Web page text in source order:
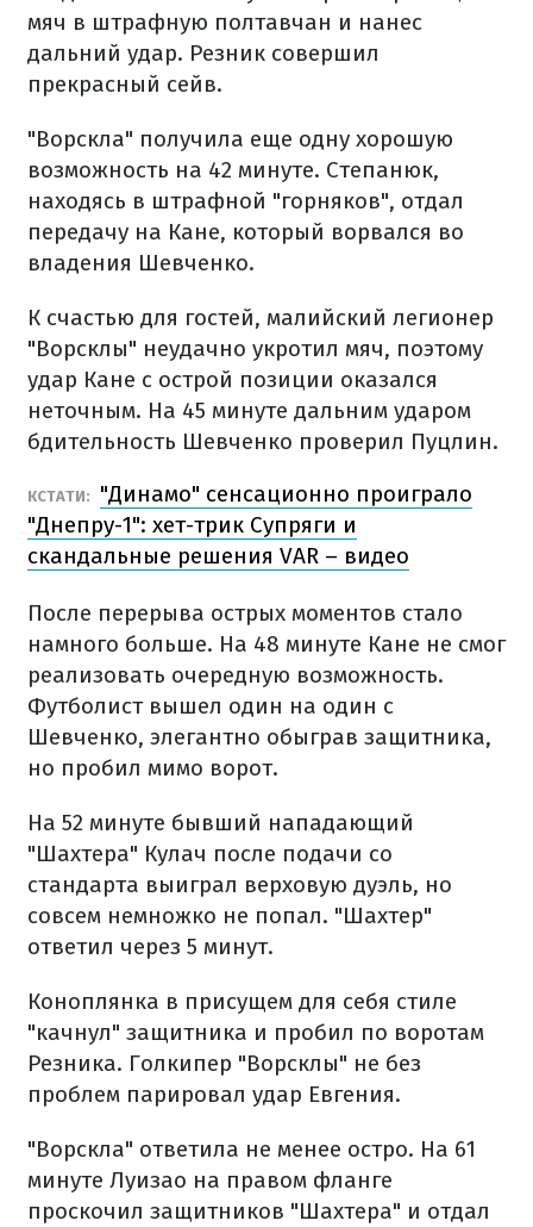
мяч в штрафную полтавчан и нанес
дальний удар. Резник совершил
прекрасный сейв.
"Ворскла" получила еще одну хорошую
возможность на 42 минуте. Степанюк,
находясь в штрафной "горняков", отдал
передачу на Кане, который ворвался во
владения Шевченко.
К счастью для гостей, малийский легионер
"Ворсклы" неудачно укротил мяч, поэтому
удар Кане с острой позиции оказался
неточным. На 45 минуте дальним ударом
бдительность Шевченко проверил Пуцлин.
КСТАТИ:
"Динамо" сенсационно проиграло
"Днепру-1": хет-трик Супряги и
скандальные решения VAR – видео
После перерыва острых моментов стало
намного больше. На 48 минуте Кане не смог
реализовать очередную возможность.
Футболист вышел один на один с
Шевченко, элегантно обыграв защитника,
но пробил мимо ворот.
На 52 минуте бывший нападающий
"Шахтера" Кулач после подачи со
стандарта выиграл верховую дуэль, но
совсем немножко не попал. "Шахтер"
ответил через 5 минут.
Коноплянка в присущем для себя стиле
"качнул" защитника и пробил по воротам
Резника. Голкипер "Ворсклы" не без
проблем парировал удар Евгения.
"Ворскла" ответила не менее остро. На 61
минуте Луизао на правом фланге
проскочил защитников "Шахтера" и отдал